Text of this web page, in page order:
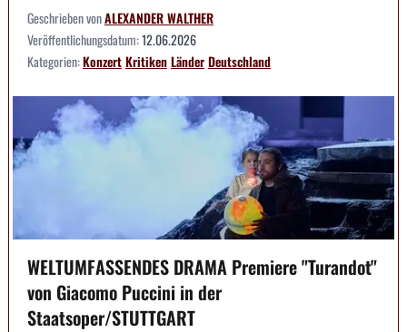
Geschrieben vonALEXANDER WALTHER
Veröffentlichungsdatum:12.06.2026
Kategorien:KonzertKritikenLänderDeutschland
WELTUMFASSENDES DRAMA Premiere "Turandot"
von Giacomo Puccini in der
Staatsoper/STUTTGART